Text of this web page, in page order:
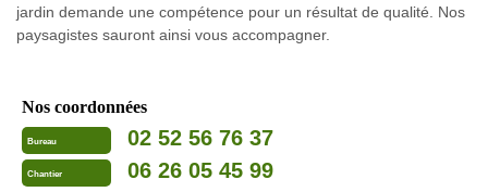
jardin demande une compétence pour un résultat de qualité. Nos
paysagistes sauront ainsi vous accompagner.
Nos coordonnées
Bureau 02 52 56 76 37
Chantier 06 26 05 45 99